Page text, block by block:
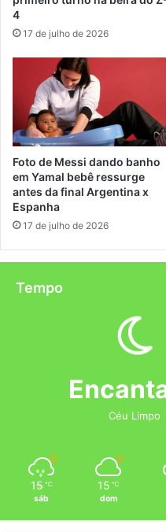
4
17 de julho de 2026
Foto de Messi dando banho
em Yamal bebê ressurge
antes da final Argentina x
Espanha
17 de julho de 2026
Tempo
Céu Limpo
15 ℃
sáb
15 ℃
dom